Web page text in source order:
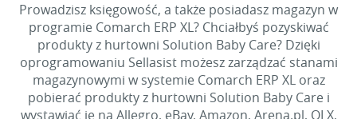
Prowadzisz księgowość, a także posiadasz magazyn w
programie Comarch ERP XL? Chciałbyś pozyskiwać
produkty z hurtowni Solution Baby Care? Dzięki
oprogramowaniu Sellasist możesz zarządzać stanami
magazynowymi w systemie Comarch ERP XL oraz
pobierać produkty z hurtowni Solution Baby Care i
wystawiać je na Allegro, eBay, Amazon, Arena.pl, OLX,